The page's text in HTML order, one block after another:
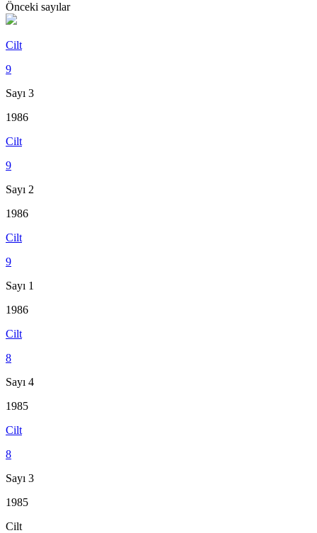
Önceki sayılar
Cilt
9
Sayı 3
1986
Cilt
9
Sayı 2
1986
Cilt
9
Sayı 1
1986
Cilt
8
Sayı 4
1985
Cilt
8
Sayı 3
1985
Cilt